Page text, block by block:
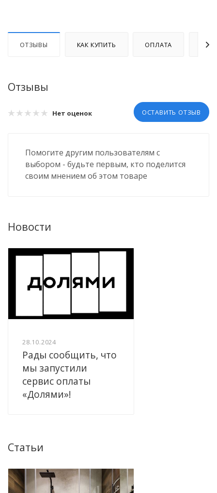
ОТЗЫВЫ КАК КУПИТЬ ОПЛАТА
Отзывы
Нет оценок ОСТАВИТЬ ОТЗЫВ
Помогите другим пользователям с
выбором - будьте первым, кто поделится
своим мнением об этом товаре
Новости
28.10.2024
Рады сообщить, что
мы запустили
сервис оплаты
«Долями»!
Статьи